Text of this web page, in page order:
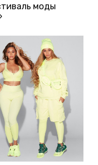
моды